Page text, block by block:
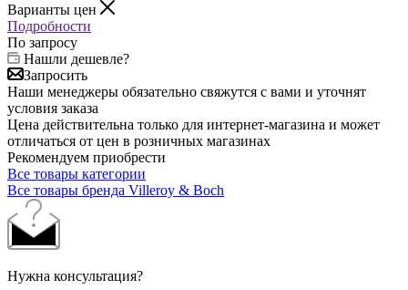
Варианты цен
Подробности
По запросу
Нашли дешевле?
Запросить
Наши менеджеры обязательно свяжутся с вами и уточнят
условия заказа
Цена действительна только для интернет-магазина и может
отличаться от цен в розничных магазинах
Рекомендуем приобрести
Все товары категории
Все товары бренда Villeroy & Boch
Нужна консультация?